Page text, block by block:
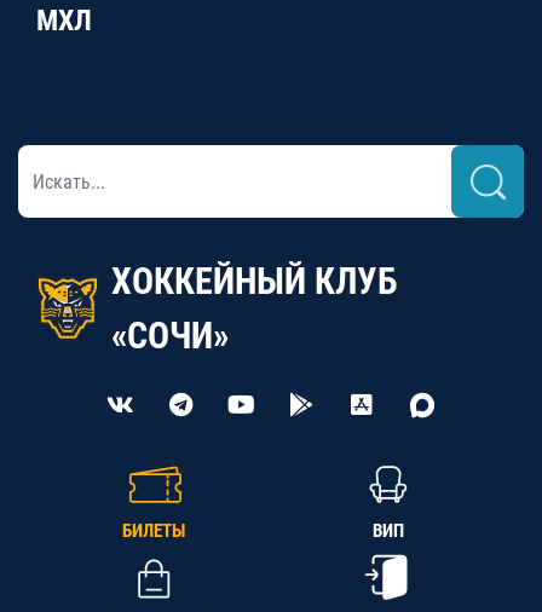
МХЛ
ХОККЕЙНЫЙ КЛУБ
«СОЧИ»
БИЛЕТЫ ВИП